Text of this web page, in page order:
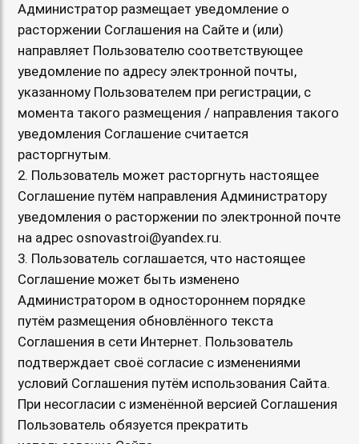
Администратор размещает уведомление о
расторжении Соглашения на Сайте и (или)
направляет Пользователю соответствующее
уведомление по адресу электронной почты,
указанному Пользователем при регистрации, с
момента такого размещения / направления такого
уведомления Соглашение считается
расторгнутым.
2. Пользователь может расторгнуть настоящее
Соглашение путём направления Администратору
уведомления о расторжении по электронной почте
на адрес osnovastroi@yandex.ru.
3. Пользователь соглашается, что настоящее
Соглашение может быть изменено
Администратором в одностороннем порядке
путём размещения обновлённого текста
Соглашения в сети Интернет. Пользователь
подтверждает своё согласие с изменениями
условий Соглашения путём использования Сайта.
При несогласии с изменённой версией Соглашения
Пользователь обязуется прекратить